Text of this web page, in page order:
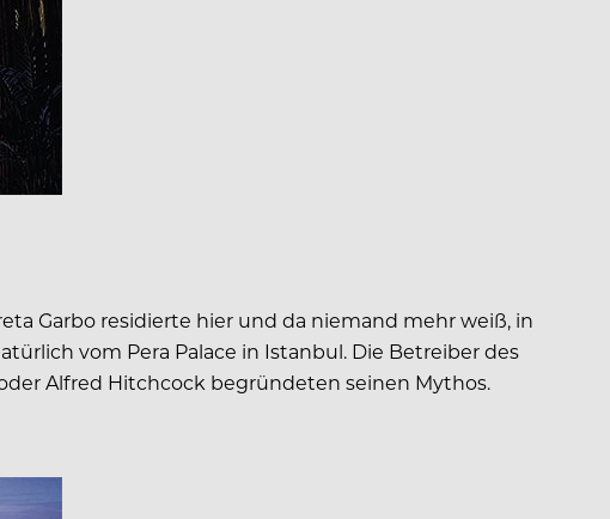
Garbo residierte hier und da niemand mehr weiß, in
vom Pera Palace in Istanbul. Die Betreiber des
Alfred Hitchcock begründeten seinen Mythos.